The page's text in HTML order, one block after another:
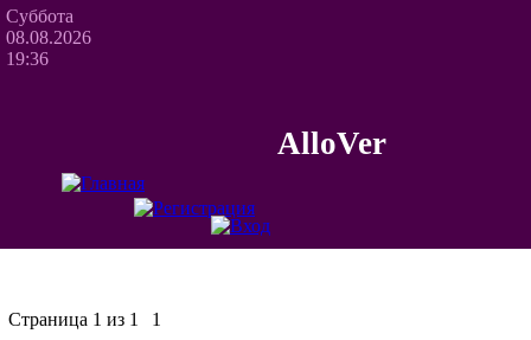
Суббота
08.08.2026
19:36
AlloVer
Страница 1 из 1
1